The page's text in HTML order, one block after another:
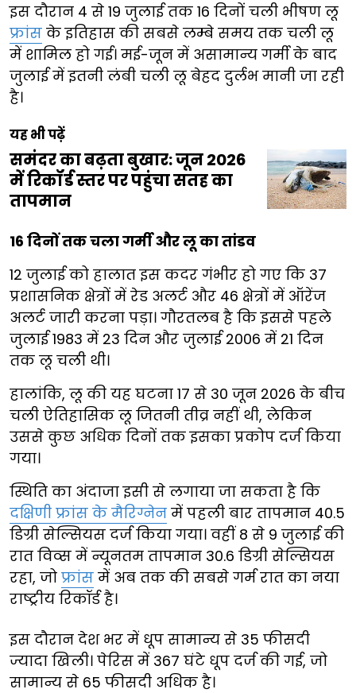
इस दौरान 4 से 19 जुलाई तक 16 दिनों चली भीषण लू
फ्रांस के इतिहास की सबसे लम्बे समय तक चली लू
में शामिल हो गई। मई-जून में असामान्य गर्मी के बाद
जुलाई में इतनी लंबी चली लू बेहद दुर्लभ मानी जा रही
है।
यह भी पढ़ें
समंदर का बढ़ता बुखार: जून 2026
में रिकॉर्ड स्तर पर पहुंचा सतह का
तापमान
16 दिनों तक चला गर्मी और लू का तांडव
12 जुलाई को हालात इस कदर गंभीर हो गए कि 37
प्रशासनिक क्षेत्रों में रेड अलर्ट और 46 क्षेत्रों में ऑरेंज
अलर्ट जारी करना पड़ा। गौरतलब है कि इससे पहले
जुलाई 1983 में 23 दिन और जुलाई 2006 में 21 दिन
तक लू चली थी।
हालांकि, लू की यह घटना 17 से 30 जून 2026 के बीच
चली ऐतिहासिक लू जितनी तीव्र नहीं थी, लेकिन
उससे कुछ अधिक दिनों तक इसका प्रकोप दर्ज किया
गया।
स्थिति का अंदाजा इसी से लगाया जा सकता है कि
दक्षिणी फ्रांस के मैरिग्नेन में पहली बार तापमान 40.5
डिग्री सेल्सियस दर्ज किया गया। वहीं 8 से 9 जुलाई की
रात विव्स में न्यूनतम तापमान 30.6 डिग्री सेल्सियस
रहा, जो फ्रांस में अब तक की सबसे गर्म रात का नया
राष्ट्रीय रिकॉर्ड है।
इस दौरान देश भर में धूप सामान्य से 35 फीसदी
ज्यादा खिली। पेरिस में 367 घंटे धूप दर्ज की गई, जो
सामान्य से 65 फीसदी अधिक है।